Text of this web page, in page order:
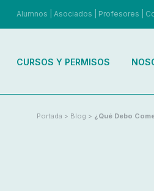
Alumnos Asociados Profesores
CURSOS Y PERMISOS
Portada > Blog > ¿Qué Debo